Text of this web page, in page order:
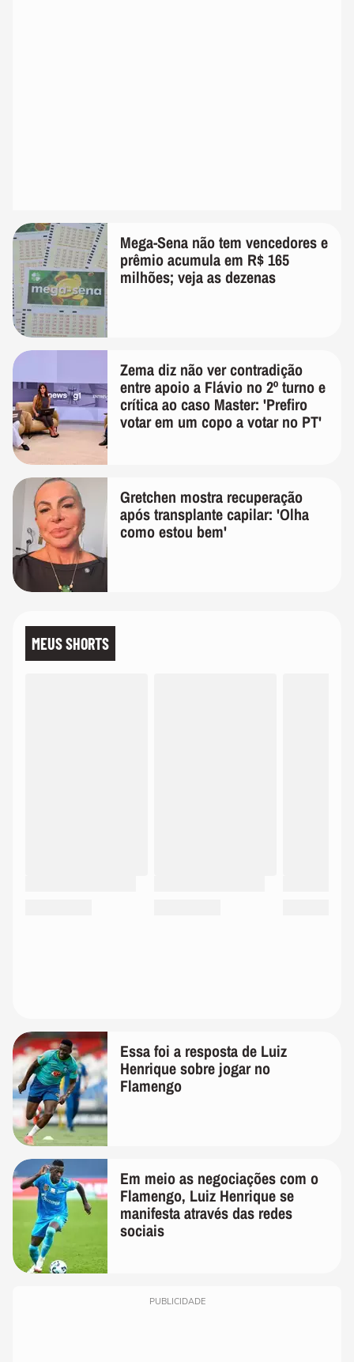
Mega-Sena não tem vencedores e
prêmio acumula em R$ 165
milhões; veja as dezenas
Zema diz não ver contradição
entre apoio a Flávio no 2º turno e
crítica ao caso Master: 'Prefiro
votar em um copo a votar no PT'
Gretchen mostra recuperação
após transplante capilar: 'Olha
como estou bem'
MEUS SHORTS
Essa foi a resposta de Luiz
Henrique sobre jogar no
Flamengo
Em meio as negociações com o
Flamengo, Luiz Henrique se
manifesta através das redes
sociais
PUBLICIDADE